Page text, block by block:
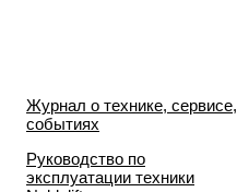
Журнал о технике, сервисе,
событиях
Руководство по
эксплуатации техники